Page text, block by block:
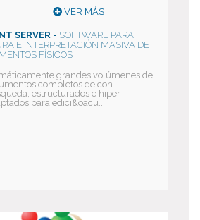
VER MÁS
SERVER - SOFTWARE PARA
E INTERPRETACIÓN MASIVA DE
FÍSICOS
grandes volúmenes de
completos de con
estructurados e hiper-
para edici&oacu...